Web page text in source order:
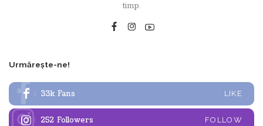
timp.
Urmărește-ne!
33k Fans LIKE
252 Followers FOLLOW